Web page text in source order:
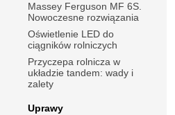
Massey Ferguson MF 6S.
Nowoczesne rozwiązania
Oświetlenie LED do
ciągników rolniczych
Przyczepa rolnicza w
układzie tandem: wady i
zalety
Uprawy